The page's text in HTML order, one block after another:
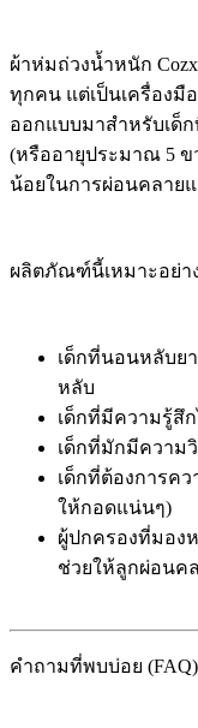
ผ้าห่มถ่วงน้ำหนัก
ทุกคน แต่เป็นเครื่องมื
ออกแบบมาสำหรับเด็
(หรืออายุประมาณ 5 ข
น้อยในการผ่อนคลาย
ผลิตภัณฑ์นี้เหมาะอย่า
เด็กที่นอนหลับย
หลับ
เด็กที่มีความรู้สึกไ
เด็กที่มักมีความ
เด็กที่ต้องการค
ให้กอดแน่นๆ)
ผู้ปกครองที่มองห
ช่วยให้ลูกผ่อนค
คำถามที่พบบ่อย (FAQ)